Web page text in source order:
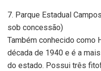
7. Parque Estadual
sob concessão)
Também conhecido como
década de 1940 e é a
do estado. Possui três